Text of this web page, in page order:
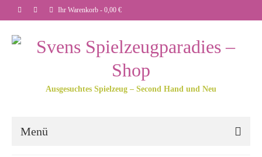
Ihr Warenkorb - 0,00 €
Ausgesuchtes Spielzeug – Second Hand und Neu
Menü